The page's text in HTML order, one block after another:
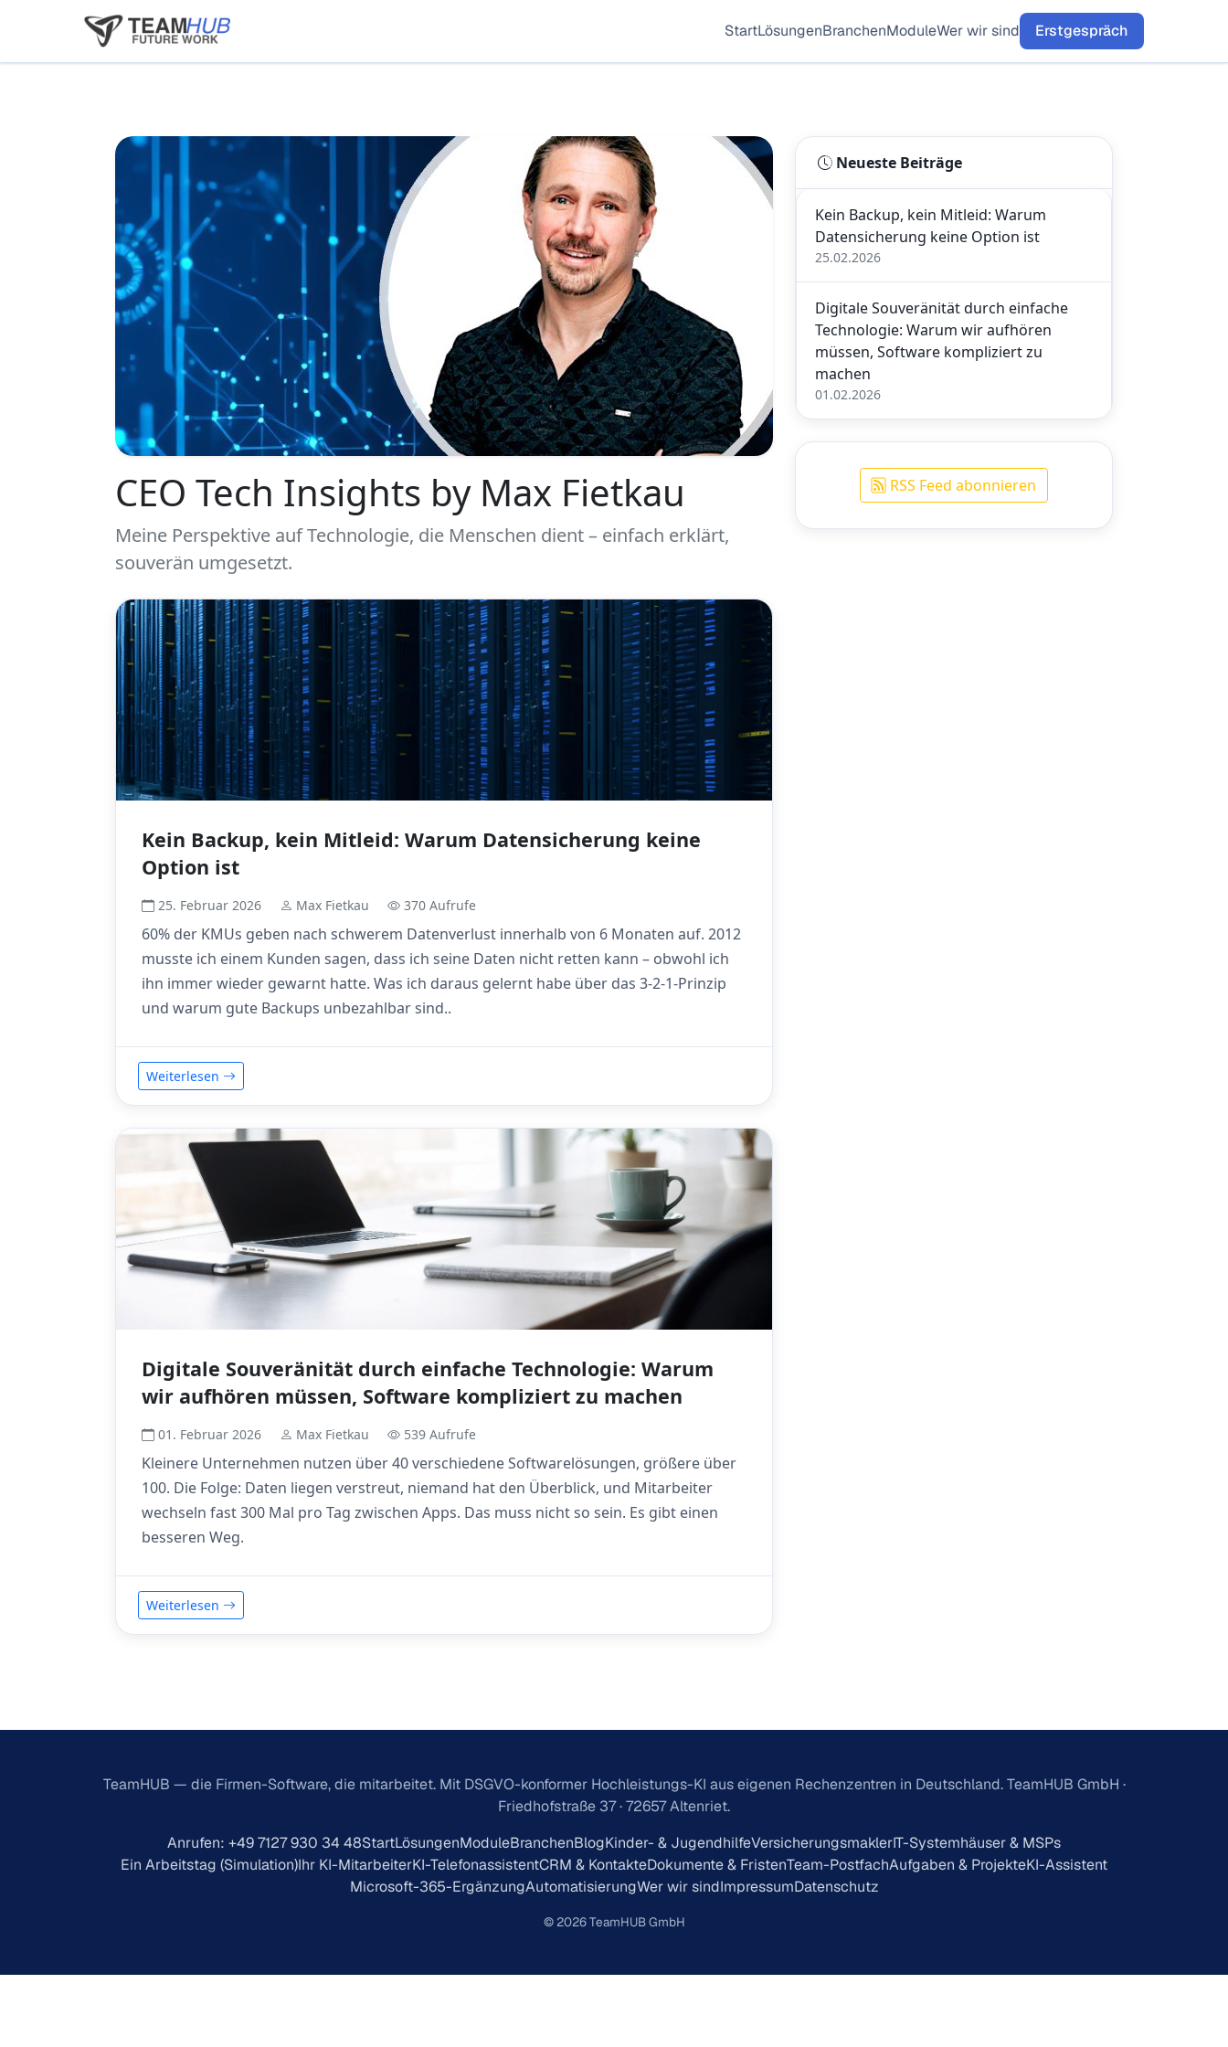
StartLösungenBranchenModuleWer wir sind Erstgespräch
CEO Tech Insights by Max Fietkau
Meine Perspektive auf Technologie, die Menschen dient – einfach erklärt,
souverän umgesetzt.
Kein Backup, kein Mitleid: Warum Datensicherung keine
Option ist
25. Februar 2026 Max Fietkau 370 Aufrufe
60% der KMUs geben nach schwerem Datenverlust innerhalb von 6 Monaten auf. 2012
musste ich einem Kunden sagen, dass ich seine Daten nicht retten kann – obwohl ich
ihn immer wieder gewarnt hatte. Was ich daraus gelernt habe über das 3-2-1-Prinzip
und warum gute Backups unbezahlbar sind..
Weiterlesen
Digitale Souveränität durch einfache Technologie: Warum
wir aufhören müssen, Software kompliziert zu machen
01. Februar 2026 Max Fietkau 539 Aufrufe
Kleinere Unternehmen nutzen über 40 verschiedene Softwarelösungen, größere über
100. Die Folge: Daten liegen verstreut, niemand hat den Überblick, und Mitarbeiter
wechseln fast 300 Mal pro Tag zwischen Apps. Das muss nicht so sein. Es gibt einen
besseren Weg.
Weiterlesen
Neueste Beiträge
Kein Backup, kein Mitleid: Warum
Datensicherung keine Option ist
25.02.2026
Digitale Souveränität durch einfache
Technologie: Warum wir aufhören
müssen, Software kompliziert zu
machen
01.02.2026
RSS Feed abonnieren
TeamHUB — die Firmen-Software, die mitarbeitet. Mit DSGVO-konformer Hochleistungs-KI aus eigenen Rechenzentren in Deutschland. TeamHUB GmbH ·
Friedhofstraße 37 · 72657 Altenriet.
Anrufen: +49 7127 930 34 48StartLösungenModuleBranchenBlogKinder- & JugendhilfeVersicherungsmaklerIT-Systemhäuser & MSPs
Ein Arbeitstag (Simulation)Ihr KI-MitarbeiterKI-TelefonassistentCRM & KontakteDokumente & FristenTeam-PostfachAufgaben & ProjekteKI-Assistent
Microsoft-365-ErgänzungAutomatisierungWer wir sindImpressumDatenschutz
© 2026 TeamHUB GmbH